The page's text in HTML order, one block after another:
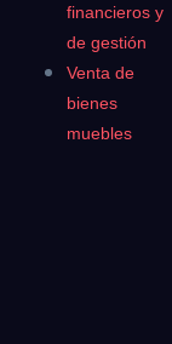
financieros y
de gestión
Venta de
bienes
muebles